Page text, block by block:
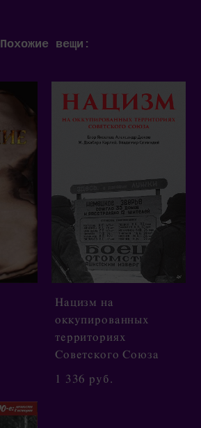
Похожие вещи:
Нацизм на
оккупированных
территориях
Советского Союза
1 336 pуб.